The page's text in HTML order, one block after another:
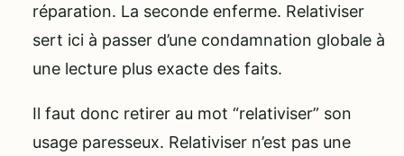
réparation. La seconde enferme. Relativiser
sert ici à passer d’une condamnation globale à
une lecture plus exacte des faits.
Il faut donc retirer au mot “relativiser” son
usage paresseux. Relativiser n’est pas une